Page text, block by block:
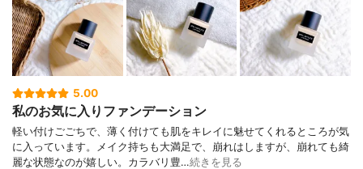
5.00
私のお気に入りファンデーション
軽い付けごごちで、薄く付けても肌をキレイに魅せてくれるところが気
に入っています。メイク持ちも大満足で、崩れはしますが、崩れても綺
麗な状態なのが嬉しい。カラバリ豊…続きを見る